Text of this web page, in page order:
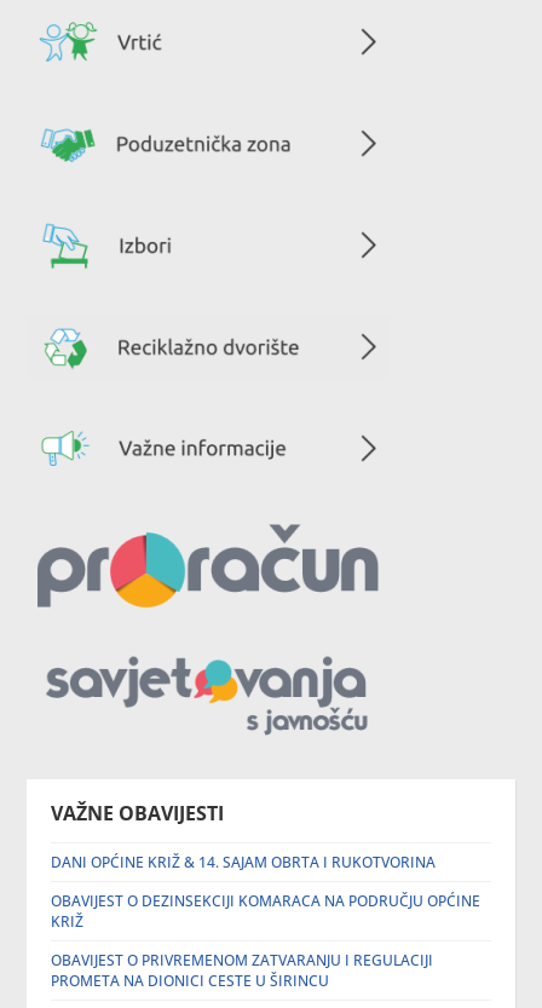
VAŽNE OBAVIJESTI
DANI OPĆINE KRIŽ & 14. SAJAM OBRTA I RUKOTVORINA
OBAVIJEST O DEZINSEKCIJI KOMARACA NA PODRUČJU OPĆINE
KRIŽ
OBAVIJEST O PRIVREMENOM ZATVARANJU I REGULACIJI
PROMETA NA DIONICI CESTE U ŠIRINCU